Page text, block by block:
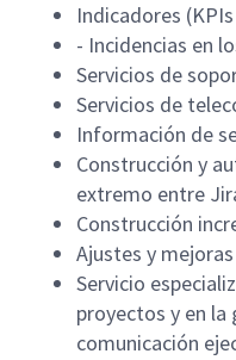
Indicadores
- Incidencias en
Servicios de
Servicios de
Información de
Construcción y
extremo entre
Construcción
Ajustes y
Servicio
proyectos y en la
comunicación